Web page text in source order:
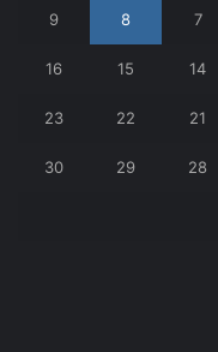
7
8
9
14
15
16
21
22
23
28
29
30